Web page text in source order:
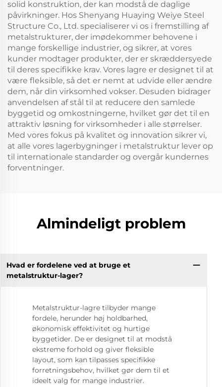
solid konstruktion, der kan modstå de daglige
påvirkninger. Hos Shenyang Huaying Weiye Steel
Structure Co., Ltd. specialiserer vi os i fremstilling af
metalstrukturer, der imødekommer behovene i
mange forskellige industrier, og sikrer, at vores
kunder modtager produkter, der er skræddersyede
til deres specifikke krav. Vores lagre er designet til at
være fleksible, så det er nemt at udvide eller ændre
dem, når din virksomhed vokser. Desuden bidrager
anvendelsen af stål til at reducere den samlede
byggetid og omkostningerne, hvilket gør det til en
attraktiv løsning for virksomheder i alle størrelser.
Med vores fokus på kvalitet og innovation sikrer vi,
at alle vores lagerbygninger i metalstruktur lever op
til internationale standarder og overgår kundernes
forventninger.
Almindeligt problem
Hvad er fordelene ved at bruge et
metalstruktur-lager?
Metalstruktur-lagre tilbyder mange
fordele, herunder høj holdbarhed,
økonomisk effektivitet og hurtige
byggetider. De er designet til at modstå
ekstreme forhold og giver fleksible
layout, som kan tilpasses specifikke
forretningsbehov, hvilket gør dem til et
ideelt valg for mange industrier.